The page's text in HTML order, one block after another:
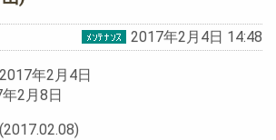
2017年2月4日 14:48
年2月4日
2月8日